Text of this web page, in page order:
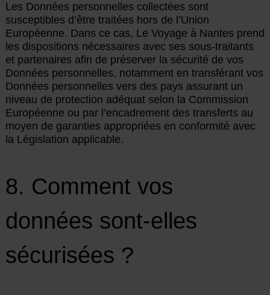
Les Données personnelles collectées sont
susceptibles d’être traitées hors de l’Union
Européenne. Dans ce cas, Le Voyage à Nantes prend
les dispositions nécessaires avec ses sous-traitants
et partenaires afin de préserver la sécurité de vos
Données personnelles, notamment en transférant vos
Données personnelles vers des pays assurant un
niveau de protection adéquat selon la Commission
Européenne ou par l’encadrement des transferts au
moyen de garanties appropriées en conformité avec
la Législation applicable.
8. Comment vos
données sont-elles
sécurisées ?